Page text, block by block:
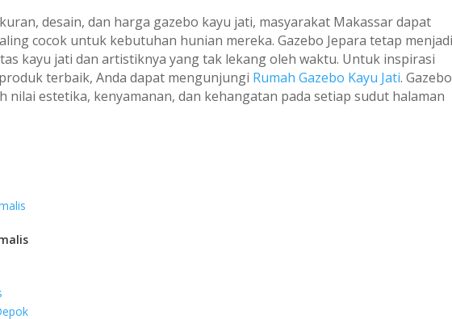
desain, dan harga gazebo kayu jati, masyarakat Makassar dapat
cocok untuk kebutuhan hunian mereka. Gazebo Jepara tetap menjadi
kayu jati dan artistiknya yang tak lekang oleh waktu. Untuk inspirasi
terbaik, Anda dapat mengunjungi Rumah Gazebo Kayu Jati. Gazebo
nilai estetika, kenyamanan, dan kehangatan pada setiap sudut halaman